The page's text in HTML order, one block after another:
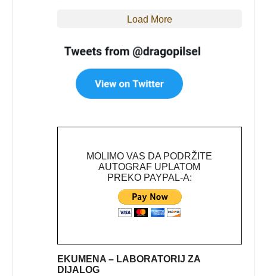
Load More
MOLIMO VAS DA PODRŽITE
AUTOGRAF UPLATOM
PREKO PAYPAL-A:
EKUMENA – LABORATORIJ ZA
DIJALOG